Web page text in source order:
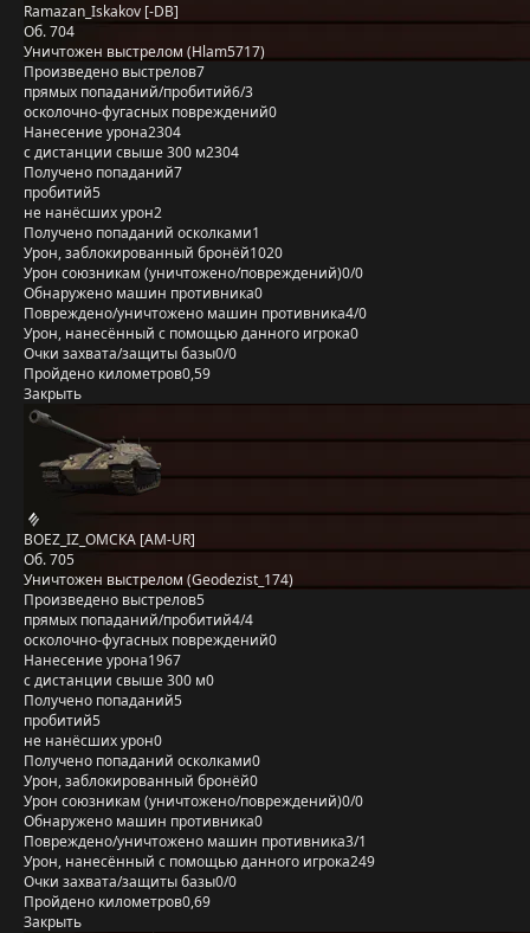
Ramazan_Iskakov [-DB]
Об. 704
Уничтожен выстрелом (Hlam5717)
Произведено выстрелов7
прямых попаданий/пробитий6/3
осколочно-фугасных повреждений0
Нанесение урона2304
с дистанции свыше 300 м2304
Получено попаданий7
пробитий5
не нанёсших урон2
Получено попаданий осколками1
Урон, заблокированный бронёй1020
Урон союзникам (уничтожено/повреждений)0/0
Обнаружено машин противника0
Повреждено/уничтожено машин противника4/0
Урон, нанесённый с помощью данного игрока0
Очки захвата/защиты базы0/0
Пройдено километров0,59
Закрыть
BOEZ_IZ_OMCKA [AM-UR]
Об. 705
Уничтожен выстрелом (Geodezist_174)
Произведено выстрелов5
прямых попаданий/пробитий4/4
осколочно-фугасных повреждений0
Нанесение урона1967
с дистанции свыше 300 м0
Получено попаданий5
пробитий5
не нанёсших урон0
Получено попаданий осколками0
Урон, заблокированный бронёй0
Урон союзникам (уничтожено/повреждений)0/0
Обнаружено машин противника0
Повреждено/уничтожено машин противника3/1
Урон, нанесённый с помощью данного игрока249
Очки захвата/защиты базы0/0
Пройдено километров0,69
Закрыть